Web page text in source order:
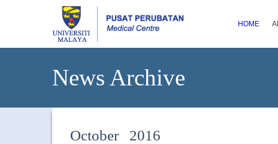
HOME
News Archive
October 2016